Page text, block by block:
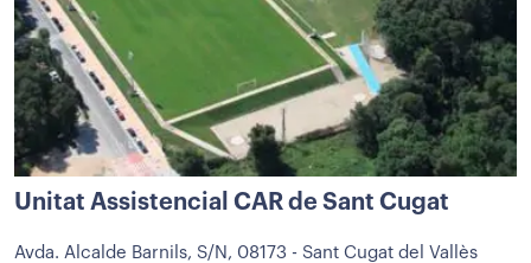
Unitat Assistencial CAR de Sant Cugat
Avda. Alcalde Barnils, S/N, 08173 - Sant Cugat del Vallès